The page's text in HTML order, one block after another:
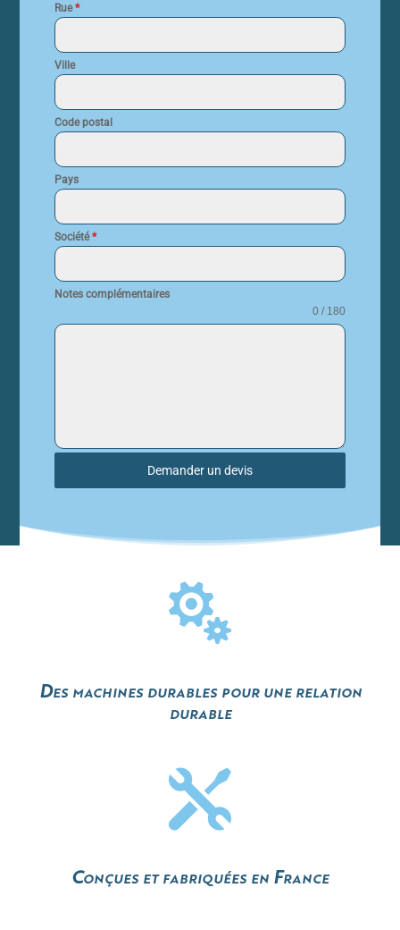
Rue*
Ville
Code postal
Pays
Société*
Notes complémentaires
0 / 180
Demander un devis

Des machines durables pour une relation
durable

Conçues et fabriquées en France